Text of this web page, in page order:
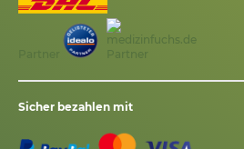
Sicher bezahlen mit